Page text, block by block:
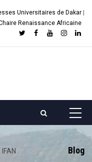
Universitaires de Dakar
Renaissance Africaine
Blog